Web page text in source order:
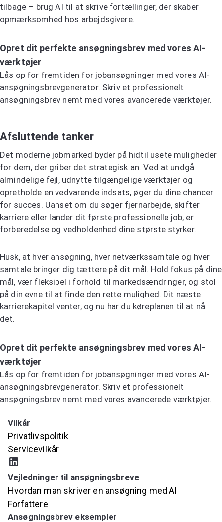
tilbage – brug AI til at skrive fortællinger, der skaber
opmærksomhed hos arbejdsgivere.
Opret dit perfekte ansøgningsbrev med vores AI-
værktøjer
Lås op for fremtiden for jobansøgninger med vores AI-
ansøgningsbrevgenerator. Skriv et professionelt
ansøgningsbrev nemt med vores avancerede værktøjer.
Afsluttende tanker
Det moderne jobmarked byder på hidtil usete muligheder
for dem, der griber det strategisk an. Ved at undgå
almindelige fejl, udnytte tilgængelige værktøjer og
opretholde en vedvarende indsats, øger du dine chancer
for succes. Uanset om du søger fjernarbejde, skifter
karriere eller lander dit første professionelle job, er
forberedelse og vedholdenhed dine største styrker.
Husk, at hver ansøgning, hver netværkssamtale og hver
samtale bringer dig tættere på dit mål. Hold fokus på dine
mål, vær fleksibel i forhold til markedsændringer, og stol
på din evne til at finde den rette mulighed. Dit næste
karrierekapitel venter, og nu har du køreplanen til at nå
det.
Opret dit perfekte ansøgningsbrev med vores AI-
værktøjer
Lås op for fremtiden for jobansøgninger med vores AI-
ansøgningsbrevgenerator. Skriv et professionelt
ansøgningsbrev nemt med vores avancerede værktøjer.
Vilkår
Privatlivspolitik
Servicevilkår
Vejledninger til ansøgningsbreve
Hvordan man skriver en ansøgning med AI
Forfattere
Ansøgningsbrev eksempler